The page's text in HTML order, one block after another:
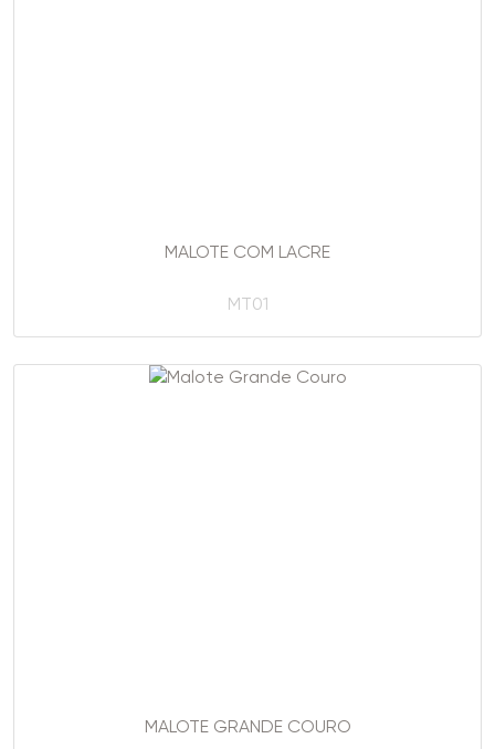
MALOTE COM LACRE
MT01
MALOTE GRANDE COURO